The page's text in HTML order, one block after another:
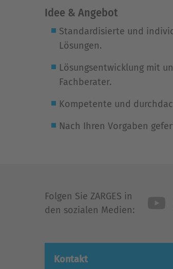
Idee & Angebot
Standardisierte und
Lösungen.
Lösungsentwicklung mit
Fachberater.
Kompetente und
Nach Ihren Vorgaben
Folgen Sie ZARGES in
den sozialen Medien:
Kontakt